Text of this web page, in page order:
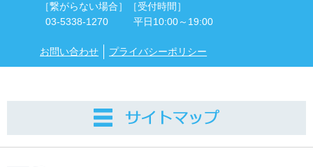
［繋がらない場合］
03-5338-1270
［受付時間］
平日10:00～19:00
お問い合わせ プライバシーポリシー